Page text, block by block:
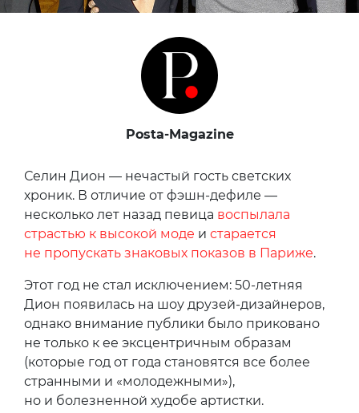
Posta-Magazine
Селин Дион — нечастый гость светских
хроник. В отличие от фэшн-дефиле —
несколько лет назад певица воспылала
страстью к высокой моде и старается
не пропускать знаковых показов в Париже.
Этот год не стал исключением: 50-летняя
Дион появилась на шоу друзей-дизайнеров,
однако внимание публики было приковано
не только к ее эксцентричным образам
(которые год от года становятся все более
странными и «молодежными»),
но и болезненной худобе артистки.